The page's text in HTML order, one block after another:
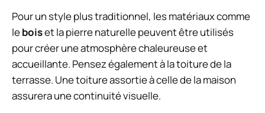
Pour un style plus traditionnel, les matériaux comme
leboiset la pierre naturelle peuvent être utilisés
pour créer une atmosphère chaleureuse et
accueillante. Pensez également à la toiture de la
terrasse. Une toiture assortie à celle de la maison
assurera une continuité visuelle.